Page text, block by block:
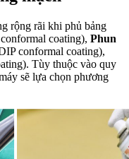
rộng rãi khi phủ bảng
coating), Phun
conformal coating),
Tùy thuộc vào quy
sẽ lựa chọn phương